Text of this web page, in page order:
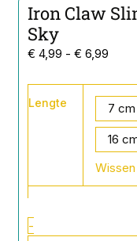
Iron Claw
Sky
€ 4,99 - € 6,99
€ 6,99
Lengte 7 cm
16
Wissen
-
Claw
Sky